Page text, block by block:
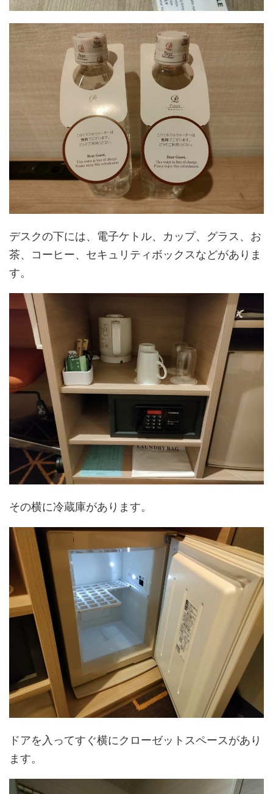
デスクの下には、電子ケトル、カップ、グラス、お
茶、コーヒー、セキュリティボックスなどがありま
す。
その横に冷蔵庫があります。
ドアを入ってすぐ横にクローゼットスペースがあり
ます。